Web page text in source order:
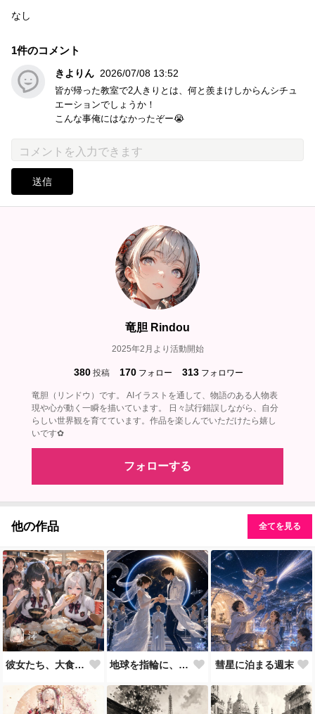
なし
1件のコメント
きよりん 2026/07/08 13:52
皆が帰った教室で2人きりとは、何と羨まけしからんシチュ
エーションでしょうか！
こんな事俺にはなかったぞー😭
送信
竜胆 Rindou
2025年2月より活動開始
380 投稿 170 フォロー 313 フォロワー
竜胆（リンドウ）です。 AIイラストを通して、物語のある人物表
現や心が動く一瞬を描いています。 日々試行錯誤しながら、自分
らしい世界観を育てています。作品を楽しんでいただけたら嬉し
いです✿
フォローする
他の作品 全てを見る
澪
彼女たち、大食いにつき。 地球を指輪に、太陽をダイヤに 彗星に泊まる週末